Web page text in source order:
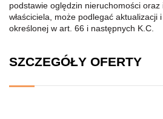
podstawie oględzin nieruchomości
właściciela, może podlegać aktualizacji
określonej w art. 66 i następnych K.C.
SZCZEGÓŁY OFERTY